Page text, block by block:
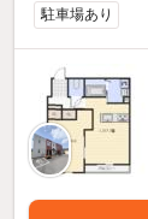
駐車場あり